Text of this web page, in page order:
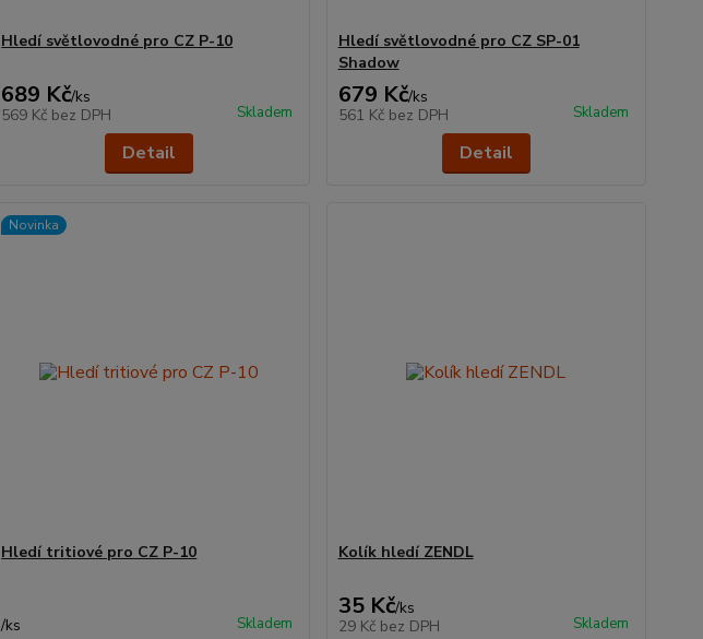
Hledí světlovodné pro CZ P-10
689 Kč/ks
569 Kč bez DPH Skladem
Detail
Hledí světlovodné pro CZ SP-01
Shadow
679 Kč/ks
561 Kč bez DPH Skladem
Detail
Novinka
Hledí tritiové pro CZ P-10
/ks Skladem
Kolík hledí ZENDL
35 Kč/ks
29 Kč bez DPH Skladem